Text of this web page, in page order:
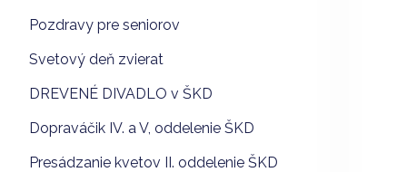
Pozdravy pre seniorov
Svetový deň zvierat
DREVENÉ DIVADLO v ŠKD
Dopraváčik IV. a V, oddelenie ŠKD
Presádzanie kvetov II. oddelenie ŠKD